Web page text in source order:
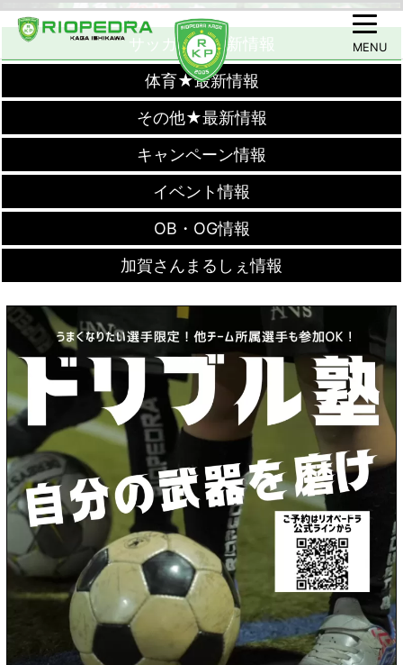
MENU
サッカー★最新情報
体育★最新情報
その他★最新情報
キャンペーン情報
イベント情報
OB・OG情報
加賀さんまるしぇ情報